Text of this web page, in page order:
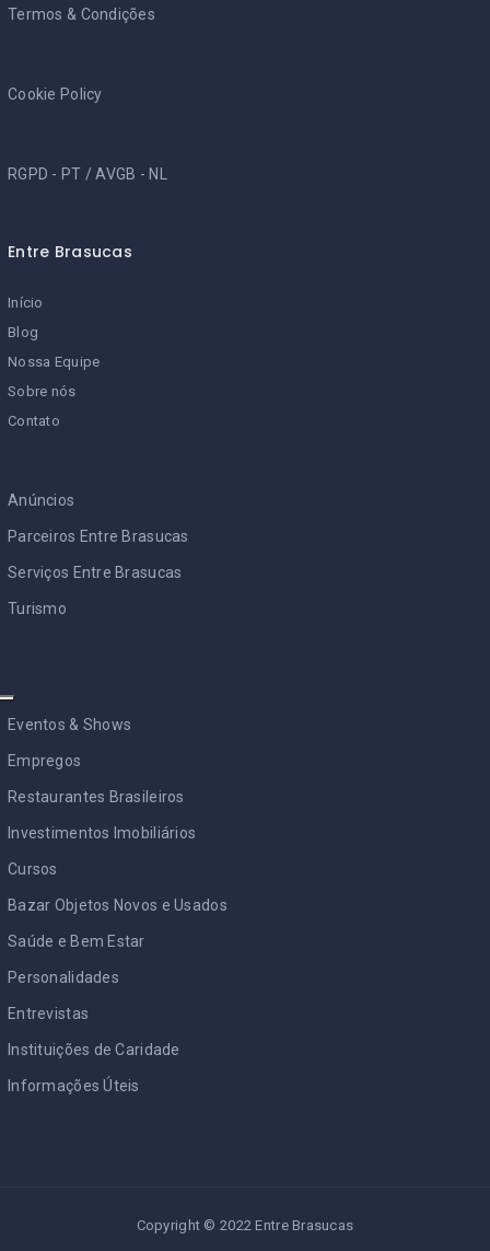
Termos & Condições
Cookie Policy
RGPD - PT /AVGB - NL
Entre Brasucas
Início
Blog
Nossa Equipe
Sobre nós
Contato
Anúncios
Parceiros Entre Brasucas
Serviços Entre Brasucas
Turismo
Eventos & Shows
Empregos
Restaurantes Brasileiros
Investimentos Imobiliários
Cursos
Bazar Objetos Novos e Usados
Saúde e Bem Estar
Personalidades
Entrevistas
Instituições de Caridade
Informações Úteis
Copyright © 2022 Entre Brasucas